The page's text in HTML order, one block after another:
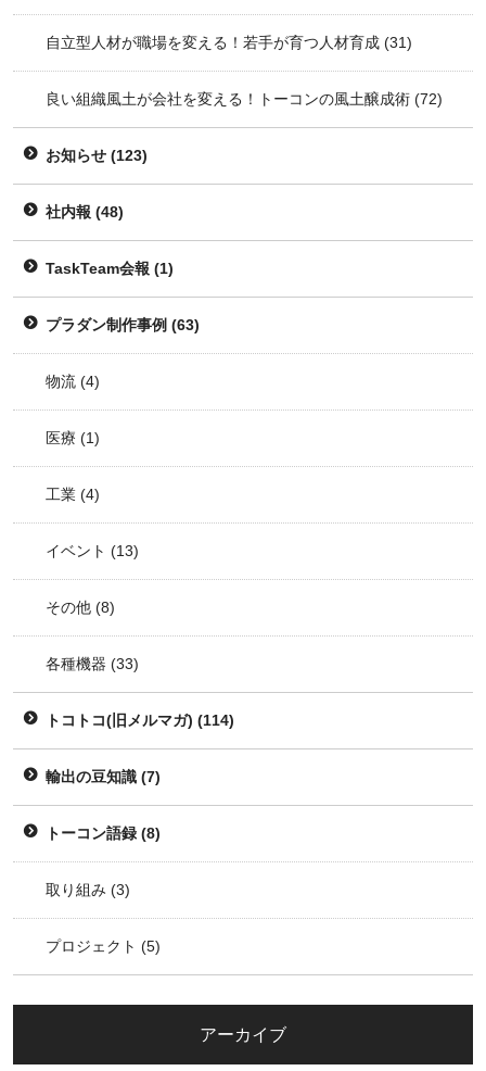
自立型人材が職場を変える！若手が育つ人材育成 (31)
良い組織風土が会社を変える！トーコンの風土醸成術 (72)
お知らせ (123)
社内報 (48)
TaskTeam会報 (1)
プラダン制作事例 (63)
物流 (4)
医療 (1)
工業 (4)
イベント (13)
その他 (8)
各種機器 (33)
トコトコ(旧メルマガ) (114)
輸出の豆知識 (7)
トーコン語録 (8)
取り組み (3)
プロジェクト (5)
アーカイブ